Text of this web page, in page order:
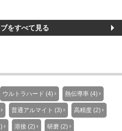
をすべて見る
ウルトラハード (4) 熱伝導率 (4)
普通アルマイト (3) 高精度 (2)
溶接 (2) 研磨 (2)